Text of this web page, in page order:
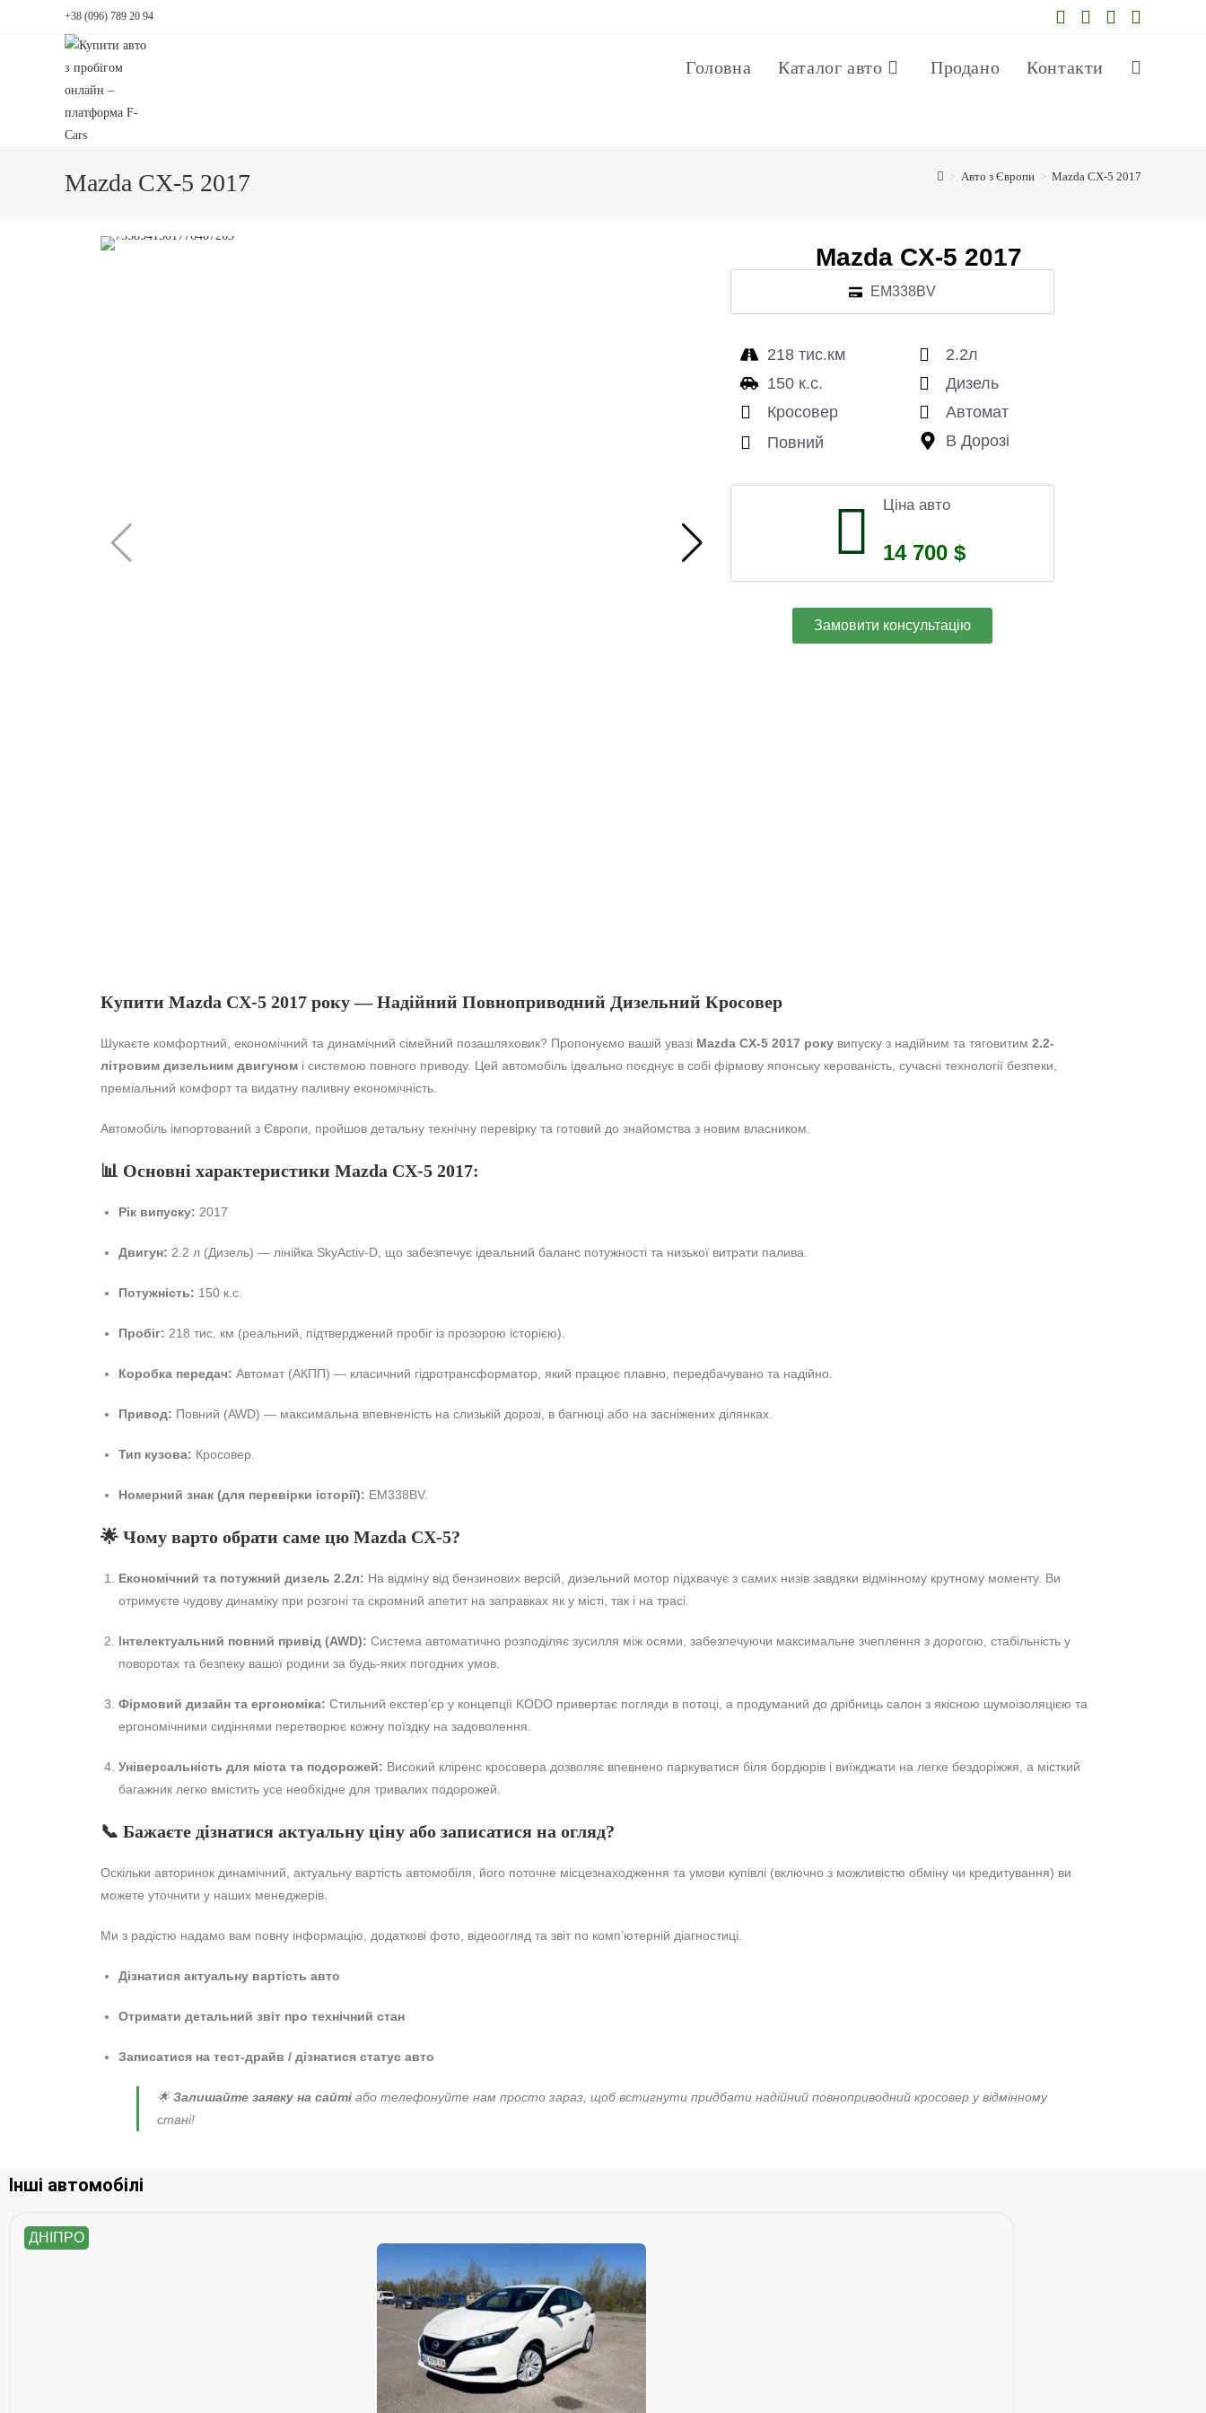
+38 (096) 789 20 94
Головна Каталог авто Продано Контакти
Mazda CX-5 2017 > Авто з Європи > Mazda CX-5 2017
Mazda CX-5 2017
EM338BV
218 тис.км
2.2л
150 к.с.
Дизель
Кросовер
Автомат
Повний
В Дорозі
Ціна авто
14 700 $
Замовити консультацію
Купити Mazda CX-5 2017 року — Надійний Повноприводний Дизельний Кросовер
Шукаєте комфортний, економічний та динамічний сімейний позашляховик? Пропонуємо вашій увазі Mazda CX-5 2017 року випуску з надійним та тяговитим 2.2-
літровим дизельним двигуном і системою повного приводу. Цей автомобіль ідеально поєднує в собі фірмову японську керованість, сучасні технології безпеки,
преміальний комфорт та видатну паливну економічність.
Автомобіль імпортований з Європи, пройшов детальну технічну перевірку та готовий до знайомства з новим власником.
📊 Основні характеристики Mazda CX-5 2017:
Рік випуску: 2017
Двигун: 2.2 л (Дизель) — лінійка SkyActiv-D, що забезпечує ідеальний баланс потужності та низької витрати палива.
Потужність: 150 к.с.
Пробіг: 218 тис. км (реальний, підтверджений пробіг із прозорою історією).
Коробка передач: Автомат (АКПП) — класичний гідротрансформатор, який працює плавно, передбачувано та надійно.
Привод: Повний (AWD) — максимальна впевненість на слизькій дорозі, в багнюці або на засніжених ділянках.
Тип кузова: Кросовер.
Номерний знак (для перевірки історії): EM338BV.
🌟 Чому варто обрати саме цю Mazda CX-5?
Економічний та потужний дизель 2.2л: На відміну від бензинових версій, дизельний мотор підхвачує з самих низів завдяки відмінному крутному моменту. Ви
отримуєте чудову динаміку при розгоні та скромний апетит на заправках як у місті, так і на трасі.
Інтелектуальний повний привід (AWD): Система автоматично розподіляє зусилля між осями, забезпечуючи максимальне зчеплення з дорогою, стабільність у
поворотах та безпеку вашої родини за будь-яких погодних умов.
Фірмовий дизайн та ергономіка: Стильний екстер’єр у концепції KODO привертає погляди в потоці, а продуманий до дрібниць салон з якісною шумоізоляцією та
ергономічними сидіннями перетворює кожну поїздку на задоволення.
Універсальність для міста та подорожей: Високий кліренс кросовера дозволяє впевнено паркуватися біля бордюрів і виїжджати на легке бездоріжжя, а місткий
багажник легко вмістить усе необхідне для тривалих подорожей.
📞 Бажаєте дізнатися актуальну ціну або записатися на огляд?
Оскільки авторинок динамічний, актуальну вартість автомобіля, його поточне місцезнаходження та умови купівлі (включно з можливістю обміну чи кредитування) ви
можете уточнити у наших менеджерів.
Ми з радістю надамо вам повну інформацію, додаткові фото, відеоогляд та звіт по комп’ютерній діагностиці.
Дізнатися актуальну вартість авто
Отримати детальний звіт про технічний стан
Записатися на тест-драйв / дізнатися статус авто
🌟Залишайте заявку на сайті або телефонуйте нам просто зараз, щоб встигнути придбати надійний повноприводний кросовер у відмінному
стані!
Інші автомобілі
ДНІПРО